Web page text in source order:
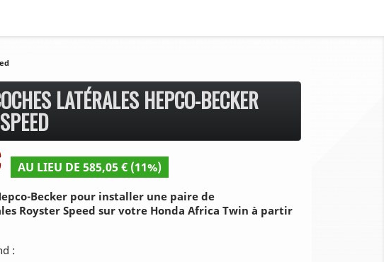
LATÉRALES HEPCO-BECKER
AU LIEU DE 585,05 € (11%)
Becker pour installer une paire de
Royster Speed sur votre Honda Africa Twin à partir
: